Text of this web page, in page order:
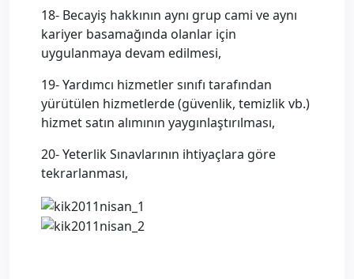
18- Becayiş hakkının aynı grup cami ve aynı
kariyer basamağında olanlar için
uygulanmaya devam edilmesi,
19- Yardımcı hizmetler sınıfı tarafından
yürütülen hizmetlerde (güvenlik, temizlik vb.)
hizmet satın alımının yaygınlaştırılması,
20- Yeterlik Sınavlarının ihtiyaçlara göre
tekrarlanması,